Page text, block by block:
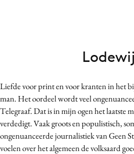
Contentmarketing
Craft
Customer Experience
Data & Insights
Design
Liefde voor print en voor kranten in het
man. Het oordeel wordt veel
Telegraaf. Dat is in mijn ogen het laatste
verdedigt. Vaak groots en populistisch,
ongenuanceerde journalistiek van Geen
voelen over het algemeen de volksaard